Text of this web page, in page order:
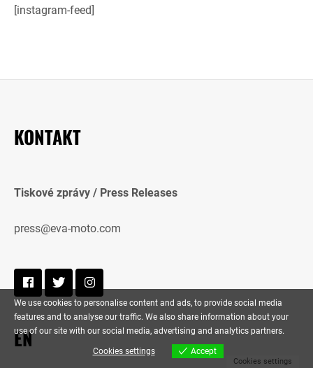
[instagram-feed]
KONTAKT
Tiskové zprávy / Press Releases
press@eva-moto.com
EN
We use cookies to personalise content and ads, to provide social media
features and to analyse our traffic. We also share information about your
use of our site with our social media, advertising and analytics partners.
Cookies settings Accept
Cookies settings